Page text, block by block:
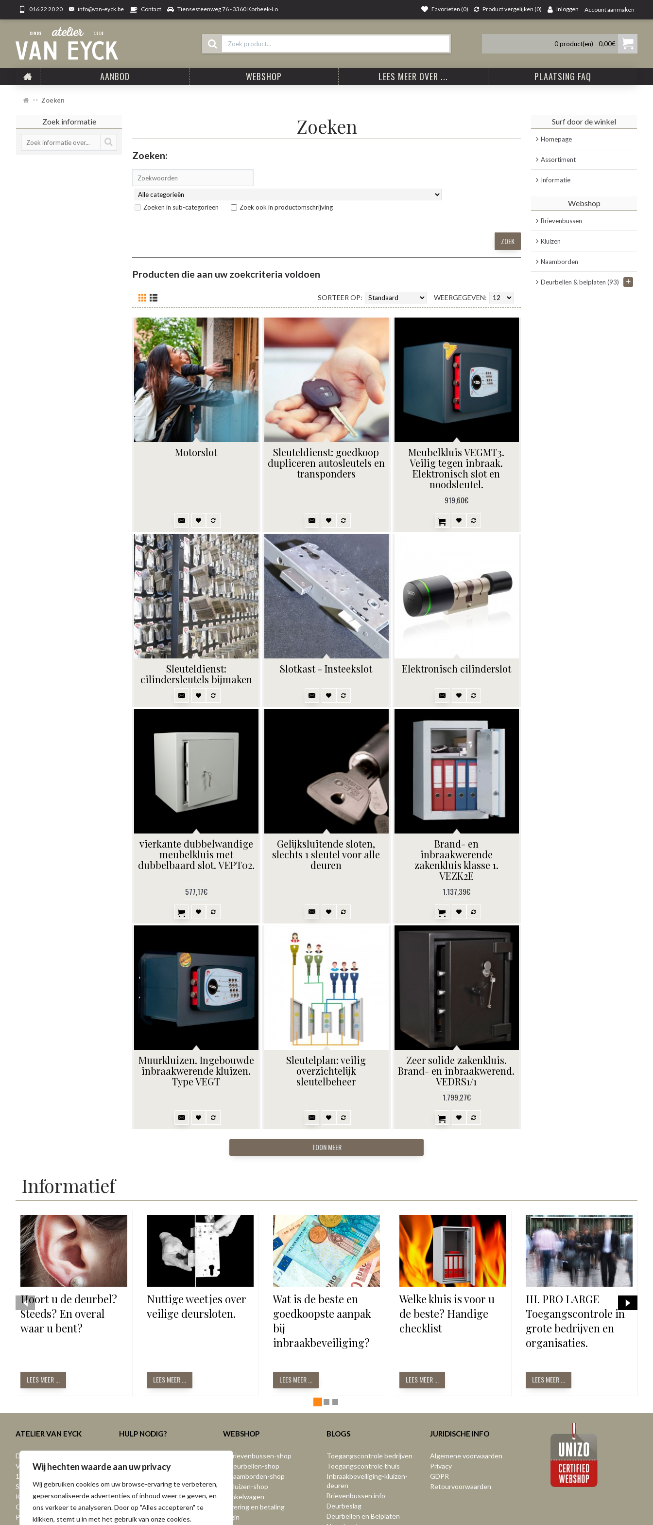
Wij hechten waarde aan uw privacy
Wij gebruiken cookies om uw browse-ervaring te verbeteren,
gepersonaliseerde advertenties of inhoud weer te geven, en
ons verkeer te analyseren. Door op "Alles accepteren" te
klikken, stemt u in met het gebruik van onze cookies.
016 22 20 20 info@van-eyck.be Contact Tiensesteenweg 76 - 3360 Korbeek-Lo Favorieten (0) Product vergelijken (0) Inloggen Account aanmaken
0 product(en) - 0,00€
AANBOD WEBSHOP LEES MEER OVER ... PLAATSING FAQ
Zoeken
Zoek informatie Surf door de winkel
Homepage
Assortiment
Informatie
Webshop
Brievenbussen
Kluizen
Naamborden
Deurbellen & belplaten (93) +
Zoeken
Zoeken:
Zoeken in sub-categorieën Zoek ook in productomschrijving
Producten die aan uw zoekcriteria voldoen
WEERGEGEVEN:
SORTEER OP:
Motorslot
Sleuteldienst: goedkoop
dupliceren autosleutels en
transponders
Meubelkluis VEGMT3.
Veilig tegen inbraak.
Elektronisch slot en
noodsleutel.
919,60€
Sleuteldienst:
cilindersleutels bijmaken
Slotkast - Insteekslot Elektronisch cilinderslot
vierkante dubbelwandige
meubelkluis met
dubbelbaard slot. VEPT02.
577,17€
Gelijksluitende sloten,
slechts 1 sleutel voor alle
deuren
Brand- en
inbraakwerende
zakenkluis klasse 1.
VEZK2E
1.137,39€
Muurkluizen. Ingebouwde
inbraakwerende kluizen.
Type VEGT
Sleutelplan: veilig
overzichtelijk
sleutelbeheer
Zeer solide zakenkluis.
Brand- en inbraakwerend.
VEDRS1/1
1.799,27€
TOON MEER
Informatief
Hoort u de deurbel?
Steeds? En overal
waar u bent?
LEES MEER ...
Nuttige weetjes over
veilige deursloten.
LEES MEER ...
Wat is de beste en
goedkoopste aanpak
bij
inbraakbeveiliging?
LEES MEER ...
Welke kluis is voor u
de beste? Handige
checklist
LEES MEER ...
III. PRO LARGE
Toegangscontrole in
grote bedrijven en
organisaties.
LEES MEER ...
ATELIER VAN EYCK
Dit zijn we, dit doen we
Vacatures
1910-2025 - Historiek
Sitemap. Overzicht website
Kwaliteitsmerken
Openingsuren
Pers
HULP NODIG?
Contacteer ons
Plaatsingstips
Plaatsingsadvies
Slot opmeten
Inspiratie en advies
WEBSHOP
:: Brievenbussen-shop
:: Deurbellen-shop
:: Naamborden-shop
:: Kluizen-shop
Winkelwagen
Levering en betaling
Login
BLOGS
Toegangscontrole bedrijven
Toegangscontrole thuis
Inbraakbeveiliging-kluizen-
deuren
Brievenbussen info
Deurbeslag
Deurbellen en Belplaten
JURIDISCHE INFO
Algemene voorwaarden
Privacy
GDPR
Retourvoorwaarden